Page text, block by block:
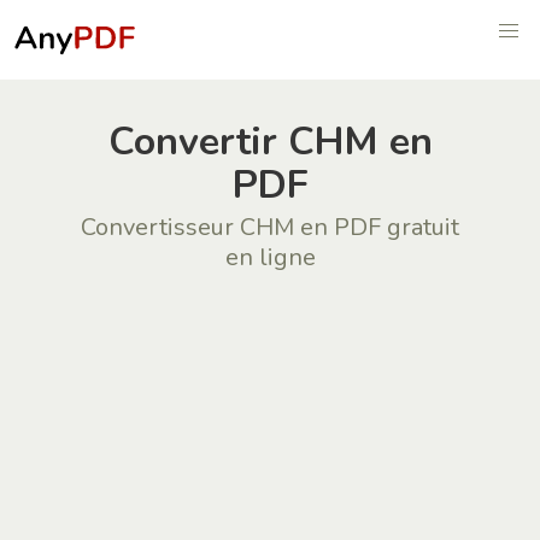
Convertir CHM en
PDF
Convertisseur CHM en PDF gratuit
en ligne